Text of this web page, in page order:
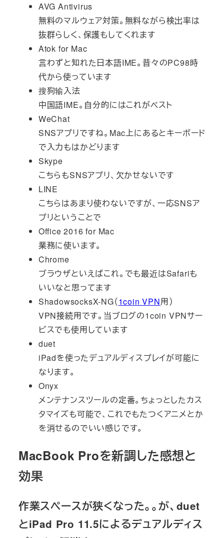
AVG Antivirus
無料のマルウェア対策。無料ながら検出率は
抜群らしく、保護もしてくれます
Atok for Mac
言わずと知れた日本語IME。昔々のPC98時
代から使っています
搜狗输入法
中国語IME。自分的にはこれがベスト
WeChat
SNSアプリですね。Mac上にあるとキーボード
で入力もはかどります
Skype
こちらもSNSアプリ、欠かせないです
LINE
こちらはあまり使わないですが、一応SNSア
プリということで
Office 2016 for Mac
業務に使います。
Chrome
ブラウザといえばこれ。でも最近はSafariも
いいなと思ってます
ShadowsocksX-NG（1coin VPN用）
VPN接続用です。当ブログの1coin VPNサー
ビスでも使用しています
duet
iPadを使ったデュアルディスプレイが可能に
なります。
Onyx
メンテナンスツールの定番。ちょっとしたカス
タマイズも可能で、これでもたつくアニメとか
を消せるのでいい感じです。
MacBook Proを新調した感想と
効果
作業スペースが狭くなった。。が、duet
とiPad Pro 11.5によるデュアルディス